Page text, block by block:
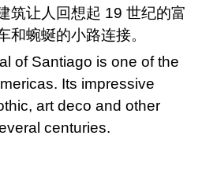
筑让人回想起 19 世纪的富
和蜿蜒的小路连接。
of Santiago is one of the
Its impressive
art deco and other
centuries.